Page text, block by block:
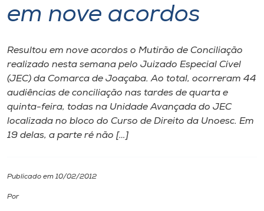
Atendimento ao Estudante
Portal de Ensino
A
Internacionalização
em nove acordos
Resultou em nove acordos o Mutirão de Conciliação
realizado nesta semana pelo Juizado Especial Cível
(JEC) da Comarca de Joaçaba. Ao total, ocorreram 44
audiências de conciliação nas tardes de quarta e
quinta-feira, todas na Unidade Avançada do JEC
localizada no bloco do Curso de Direito da Unoesc. Em
19 delas, a parte ré não […]
Publicado em 10/02/2012
Por